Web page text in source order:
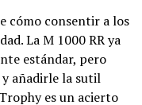
cómo consentir a los
La M 1000 RR ya
estándar, pero
y añadirle la sutil
es un acierto